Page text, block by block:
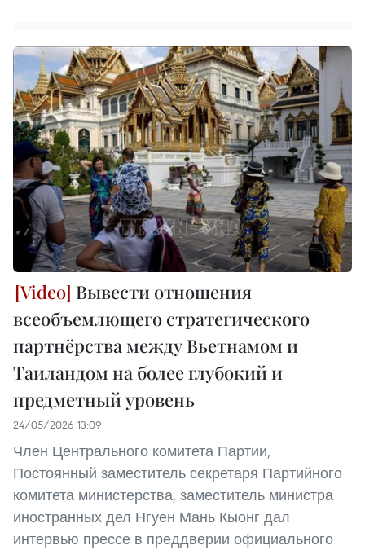
Вывести отношения
всеобъемлющего стратегического
партнёрства между Вьетнамом и
Таиландом на более глубокий и
предметный уровень
24/05/2026 13:09
Член Центрального комитета Партии,
Постоянный заместитель секретаря Партийного
комитета министерства, заместитель министра
иностранных дел Нгуен Мань Кыонг дал
интервью прессе в преддверии официального